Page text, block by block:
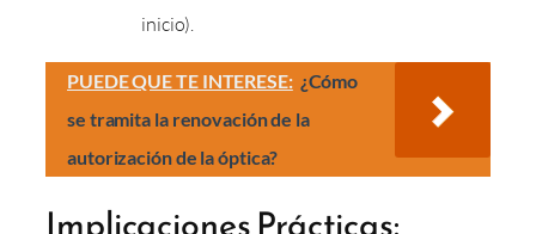
inicio).
PUEDE QUE TE INTERESE: ¿Cómo
se tramita la renovación de la
autorización de la óptica?